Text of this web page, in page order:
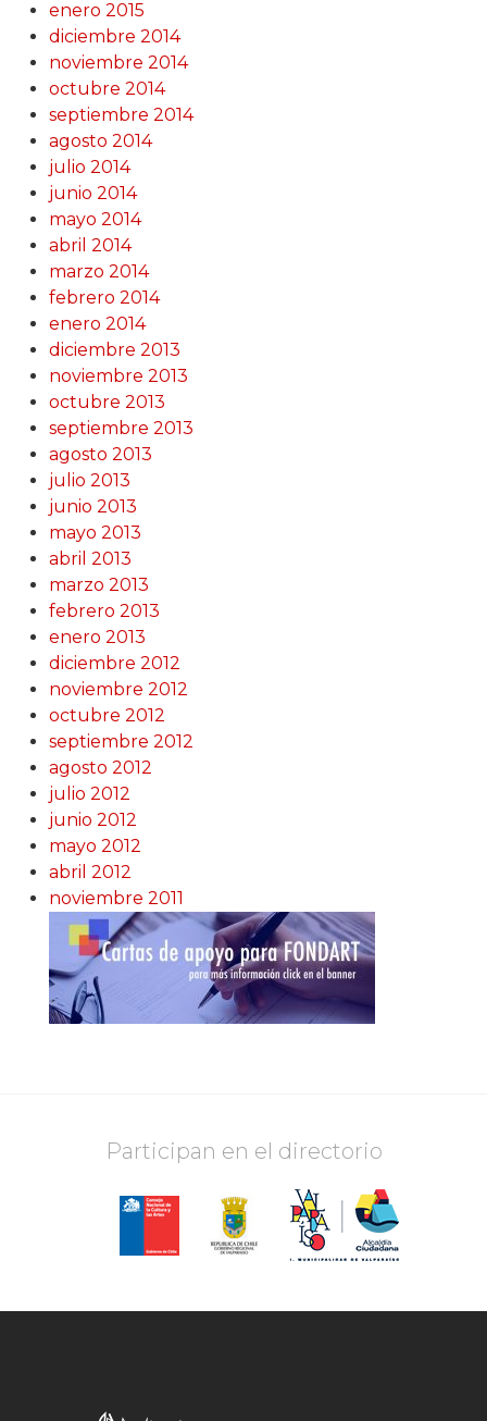
enero 2015
diciembre 2014
noviembre 2014
octubre 2014
septiembre 2014
agosto 2014
julio 2014
junio 2014
mayo 2014
abril 2014
marzo 2014
febrero 2014
enero 2014
diciembre 2013
noviembre 2013
octubre 2013
septiembre 2013
agosto 2013
julio 2013
junio 2013
mayo 2013
abril 2013
marzo 2013
febrero 2013
enero 2013
diciembre 2012
noviembre 2012
octubre 2012
septiembre 2012
agosto 2012
julio 2012
junio 2012
mayo 2012
abril 2012
noviembre 2011
Participan en el directorio